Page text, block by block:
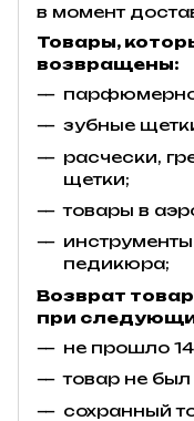
в момент
Товары,
возвращены:
зубные
расчески,
щетки;
товары в
педикюра;
Возврат
при
не прошло
товар не
сохранный